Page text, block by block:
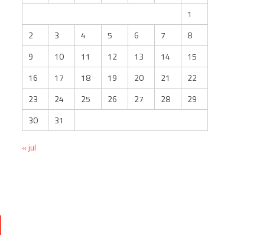
1
2
3 4 5 6 7
8
9
10 11 12 13 14
15
16
17 18 19 20 21
22
23
24 25 26 27 28
29
30
31
« jul